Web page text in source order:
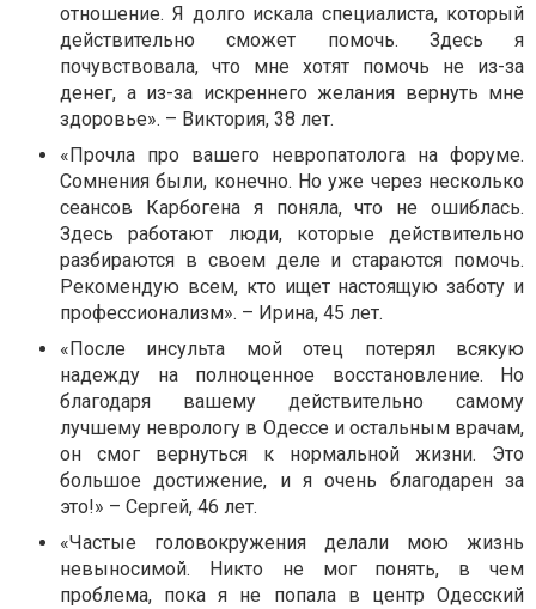
отношение. Я долго искала специалиста, который
действительно сможет помочь. Здесь я
почувствовала, что мне хотят помочь не из-за
денег, а из-за искреннего желания вернуть мне
здоровье». – Виктория, 38 лет.
«Прочла про вашего невропатолога на форуме.
Сомнения были, конечно. Но уже через несколько
сеансов Карбогена я поняла, что не ошиблась.
Здесь работают люди, которые действительно
разбираются в своем деле и стараются помочь.
Рекомендую всем, кто ищет настоящую заботу и
профессионализм». – Ирина, 45 лет.
«После инсульта мой отец потерял всякую
надежду на полноценное восстановление. Но
благодаря вашему действительно самому
лучшему неврологу в Одессе и остальным врачам,
он смог вернуться к нормальной жизни. Это
большое достижение, и я очень благодарен за
это!» – Сергей, 46 лет.
«Частые головокружения делали мою жизнь
невыносимой. Никто не мог понять, в чем
проблема, пока я не попала в центр Одесский